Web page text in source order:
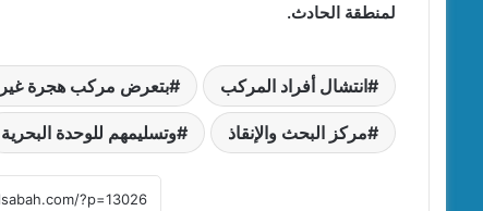
لمنطقة الحادث.
انتشال أفراد المركب بتعرض مركب هجرة
مركز البحث والإنقاذ وتسليمهم للوحدة البحرية